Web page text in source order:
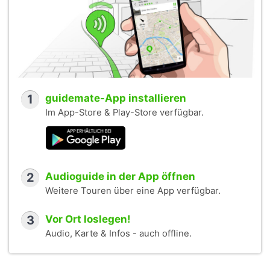
1 guidemate-App installieren
Im App-Store & Play-Store verfügbar.
2 Audioguide in der App öffnen
Weitere Touren über eine App verfügbar.
3 Vor Ort loslegen!
Audio, Karte & Infos - auch offline.